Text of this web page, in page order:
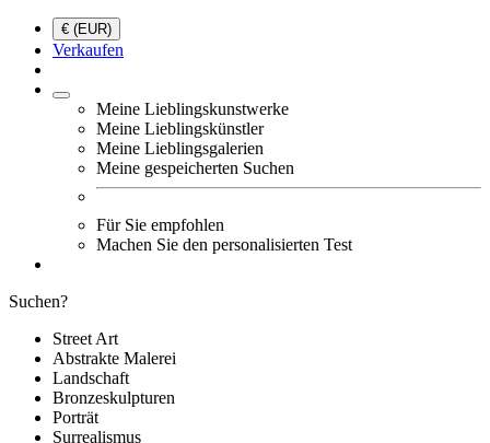
€ (EUR)
Verkaufen
Meine Lieblingskunstwerke
Meine Lieblingskünstler
Meine Lieblingsgalerien
Meine gespeicherten Suchen
Für Sie empfohlen
Machen Sie den personalisierten Test
Suchen?
Street Art
Abstrakte Malerei
Landschaft
Bronzeskulpturen
Porträt
Surrealismus